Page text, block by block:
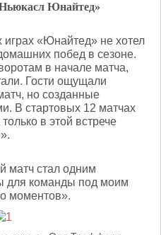
Юнайтед»
«Юнайтед» не хотел
побед в сезоне.
в начале матча,
Гости ощущали
но созданные
В стартовых 12 матчах
в этой встрече
матч стал одним
для команды под моим
моментов».